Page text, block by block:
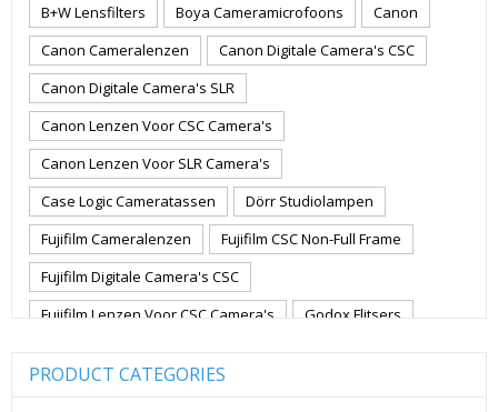
B+W Lensfilters Boya Cameramicrofoons
Canon
Canon Cameralenzen
Canon Digitale Camera's CSC
Canon Digitale Camera's SLR
Canon Lenzen Voor CSC Camera's
Canon Lenzen Voor SLR Camera's
Case Logic Cameratassen
Dörr Studiolampen
Fujifilm Cameralenzen
Fujifilm CSC Non-Full Frame
Fujifilm Digitale Camera's CSC
Fujifilm Lenzen Voor CSC Camera's
Godox Flitsers
PRODUCT CATEGORIES